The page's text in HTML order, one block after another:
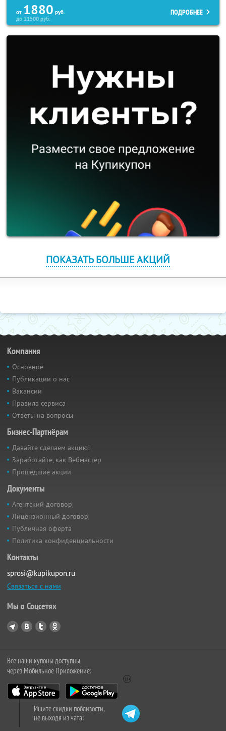
от 1880 руб.
до21500руб.
ПОДРОБНЕЕ
ПОКАЗАТЬ БОЛЬШЕ АКЦИЙ
Компания
Основное
Публикации о нас
Вакансии
Правила сервиса
Ответы на вопросы
Бизнес-Партнёрам
Давайте сделаем акцию!
Заработайте, как Вебмастер
Прошедшие акции
Документы
Агентский договор
Лицензионный договор
Публичная оферта
Политика конфиденциальности
Контакты
sprosi@kupikupon.ru
Связаться с нами
Мы в Соцсетях
Все наши купоны доступны
через Мобильное Приложение:
Ищите скидки поблизости,
не выходя из чата: